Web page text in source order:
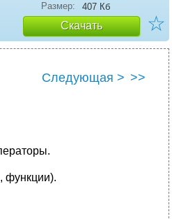
Размер:
407 Кб
Скачать ☆
Следующая > >>
функции).